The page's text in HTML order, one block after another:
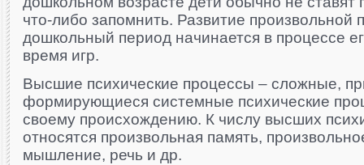
что-либо запомнить. Развитие произвольной
дошкольный период начинается в процессе
время игр.
Высшие психические процессы – сложные,
формирующиеся системные психические
своему происхождению. К числу высших
относятся произвольная память,
мышление, речь и др.